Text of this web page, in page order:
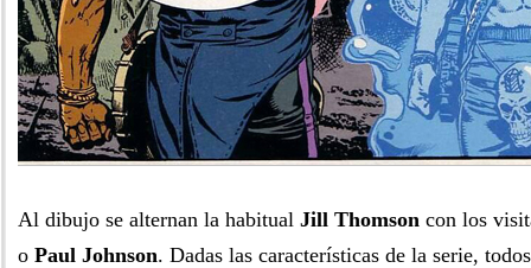
Al dibujo se alternan la habitual Jill Thomson con los
o Paul Johnson. Dadas las características de la serie,